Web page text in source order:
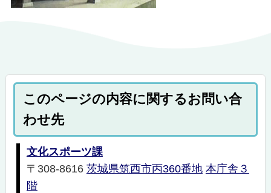
このページの内容に関するお問い合
わせ先
文化スポーツ課
〒308-8616 茨城県筑西市丙360番地 本庁舎３
階